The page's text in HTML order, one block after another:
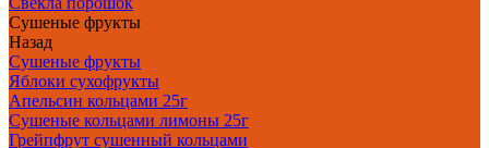
Сушеные фрукты
Назад
Сушеные фрукты
Яблоки сухофрукты
Апельсин кольцами 25г
Сушеные кольцами лимоны 25г
Грейпфрут сушенный кольцами